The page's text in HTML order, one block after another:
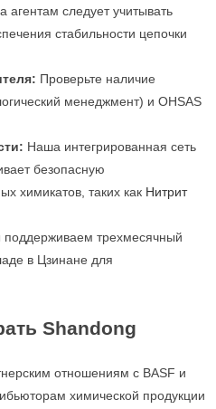
агентам следует учитывать
стабильности цепочки
Проверьте наличие
менеджмент) и OHSAS
Наша интегрированная сеть
безопасную
химикатов, таких как Нитрит
трехмесячный
в Цзинане для
Shandong
отношениям с BASF и
химической продукции